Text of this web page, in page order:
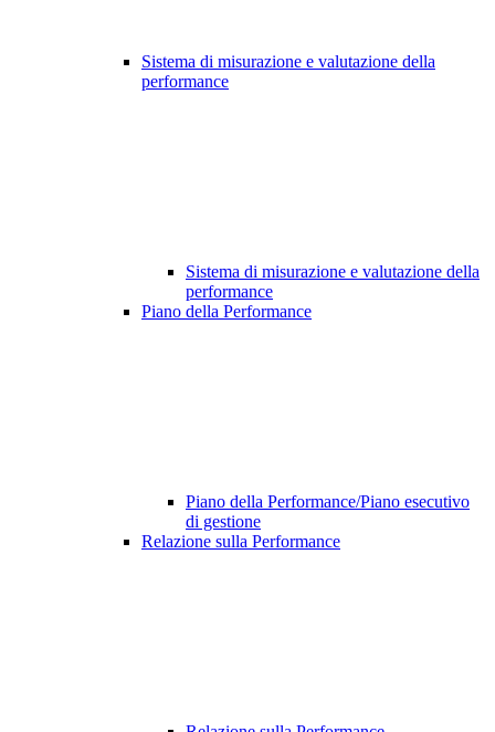
Sistema di misurazione e valutazione della
performance
Sistema di misurazione e valutazione della
performance
Piano della Performance
Piano della Performance/Piano esecutivo
di gestione
Relazione sulla Performance